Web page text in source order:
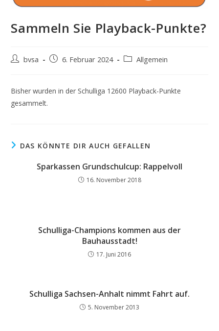
Sammeln Sie Playback-Punkte?
Beitrags-
bvsa
Beitrag6. Februar 2024
Beitrags-
Allgemein
Bisher wurden in der Schulliga 12600 Playback-Punkte
gesammelt.
DAS KÖNNTE DIR AUCH GEFALLEN
Sparkassen Grundschulcup: Rappelvoll
16. November 2018
Schulliga-Champions kommen aus der
Bauhausstadt!
17. Juni 2016
Schulliga Sachsen-Anhalt nimmt Fahrt auf.
5. November 2013